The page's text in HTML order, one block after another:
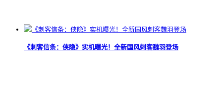
《刺客信条：侠隐》实机曝光！全新国风刺客魏羽登场